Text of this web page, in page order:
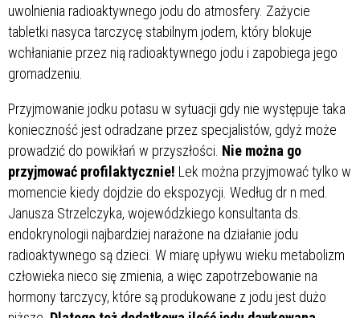
uwolnienia radioaktywnego jodu do atmosfery. Zażycie
tabletki nasyca tarczycę stabilnym jodem, który blokuje
wchłanianie przez nią radioaktywnego jodu i zapobiega jego
gromadzeniu.
Przyjmowanie jodku potasu w sytuacji gdy nie występuje taka
konieczność jest odradzane przez specjalistów, gdyż może
prowadzić do powikłań w przyszłości. Nie można go
przyjmować profilaktycznie! Lek można przyjmować tylko w
momencie kiedy dojdzie do ekspozycji. Według dr n med.
Janusza Strzelczyka, wojewódzkiego konsultanta ds.
endokrynologii najbardziej narażone na działanie jodu
radioaktywnego są dzieci. W miarę upływu wieku metabolizm
człowieka nieco się zmienia, a więc zapotrzebowanie na
hormony tarczycy, które są produkowane z jodu jest dużo